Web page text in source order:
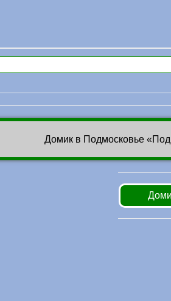
Домик в Подмосковье